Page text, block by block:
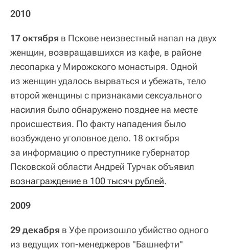
2010
17 октября в Пскове неизвестный напал на двух
женщин, возвращавшихся из кафе, в районе
лесопарка у Мирожского монастыря. Одной
из женщин удалось вырваться и убежать, тело
второй женщины с признаками сексуального
насилия было обнаружено позднее на месте
происшествия. По факту нападения было
возбуждено уголовное дело. 18 октября
за информацию о преступнике губернатор
Псковской области Андрей Турчак объявил
вознаграждение в 100 тысяч рублей.
2009
29 декабря в Уфе произошло убийство одного
из ведущих топ-менеджеров "Башнефти"